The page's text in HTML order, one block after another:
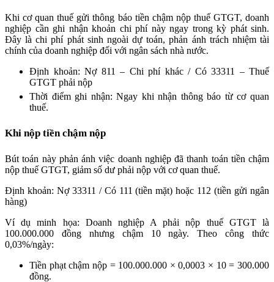
Khi cơ quan thuế gửi thông báo tiền chậm nộp thuế GTGT, doanh
nghiệp cần ghi nhận khoản chi phí này ngay trong kỳ phát sinh.
Đây là chi phí phát sinh ngoài dự toán, phản ánh trách nhiệm tài
chính của doanh nghiệp đối với ngân sách nhà nước.
Định khoản: Nợ 811 – Chi phí khác / Có 33311 – Thuế
GTGT phải nộp
Thời điểm ghi nhận: Ngay khi nhận thông báo từ cơ quan
thuế.
Khi nộp tiền chậm nộp
Bút toán này phản ánh việc doanh nghiệp đã thanh toán tiền chậm
nộp thuế GTGT, giảm số dư phải nộp với cơ quan thuế.
Định khoản: Nợ 33311 / Có 111 (tiền mặt) hoặc 112 (tiền gửi ngân
hàng)
Ví dụ minh họa: Doanh nghiệp A phải nộp thuế GTGT là
100.000.000 đồng nhưng chậm 10 ngày. Theo công thức
0,03%/ngày:
Tiền phạt chậm nộp = 100.000.000 × 0,0003 × 10 = 300.000
đồng.